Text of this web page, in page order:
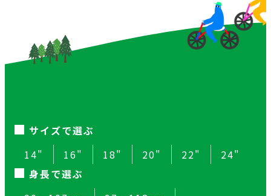
サイズで選ぶ
14"
16" 18" 20" 22"
24"
身長で選ぶ